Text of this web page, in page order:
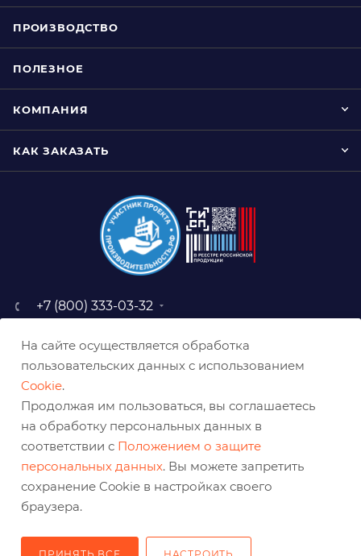
ПРОИЗВОДСТВО
ПОЛЕЗНОЕ
КОМПАНИЯ
КАК ЗАКАЗАТЬ
+7 (800) 333-03-32
baz@belabraziv.ru
308009, Россия, г. Белгород,
На сайте осуществляется обработка
пользовательских данных с использованием
Cookie.
Продолжая им пользоваться, вы соглашаетесь
на обработку персональных данных в
соответствии с Положением о защите
персональных данных. Вы можете запретить
сохранение Cookie в настройках своего
браузера.